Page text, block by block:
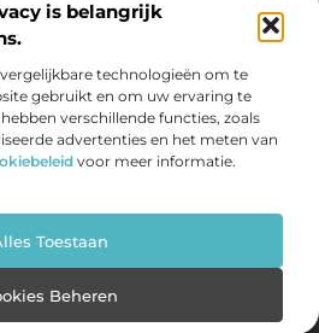
is belangrijk
technologieën om te
gebruikt en om uw ervaring te
verschillende functies, zoals
advertenties en het meten van
voor meer informatie.
Toestaan
Beheren
Cookiebeleid (EU)
All Right Reserved.